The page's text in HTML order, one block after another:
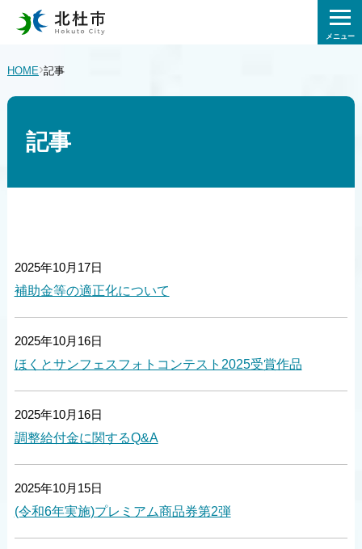
メニュー
HOME›記事
記事
2025年10月17日
補助金等の適正化について
2025年10月16日
ほくとサンフェスフォトコンテスト2025受賞作品
2025年10月16日
調整給付金に関するQ&A
2025年10月15日
(令和6年実施)プレミアム商品券第2弾